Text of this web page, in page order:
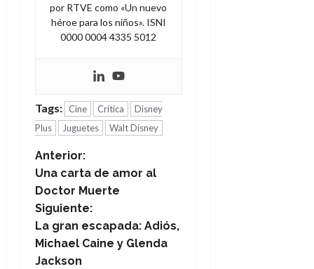
por RTVE como «Un nuevo
héroe para los niños». ISNI
0000 0004 4335 5012
Tags: Cine Crítica
Disney
Plus
Juguetes Walt Disney
N
a
v
e
Anterior:
Una carta de amor al
Doctor Muerte
Siguiente:
La gran escapada: Adiós,
Michael Caine y Glenda
Jackson